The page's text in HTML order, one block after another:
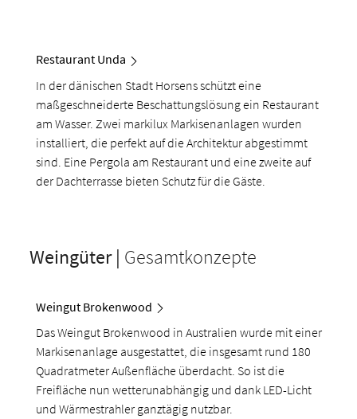
Restaurant Unda
In der dänischen Stadt Horsens schützt eine
maßgeschneiderte Beschattungslösung ein Restaurant
am Wasser. Zwei markilux Markisenanlagen wurden
installiert, die perfekt auf die Architektur abgestimmt
sind. Eine Pergola am Restaurant und eine zweite auf
der Dachterrasse bieten Schutz für die Gäste.
Weingüter | Gesamtkonzepte
Weingut Brokenwood
Das Weingut Brokenwood in Australien wurde mit einer
Markisenanlage ausgestattet, die insgesamt rund 180
Quadratmeter Außenfläche überdacht. So ist die
Freifläche nun wetterunabhängig und dank LED-Licht
und Wärmestrahler ganztägig nutzbar.